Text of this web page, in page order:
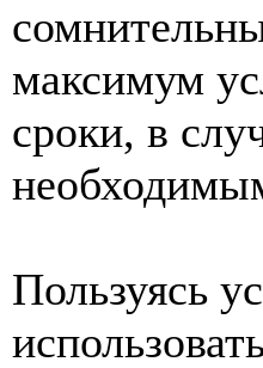
максимум
сроки, в
Пользуясь